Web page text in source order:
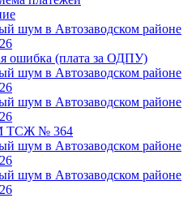
шум в Автозаводском районе
ошибка (плата за ОДПУ)
шум в Автозаводском районе
шум в Автозаводском районе
№ 364
шум в Автозаводском районе
шум в Автозаводском районе